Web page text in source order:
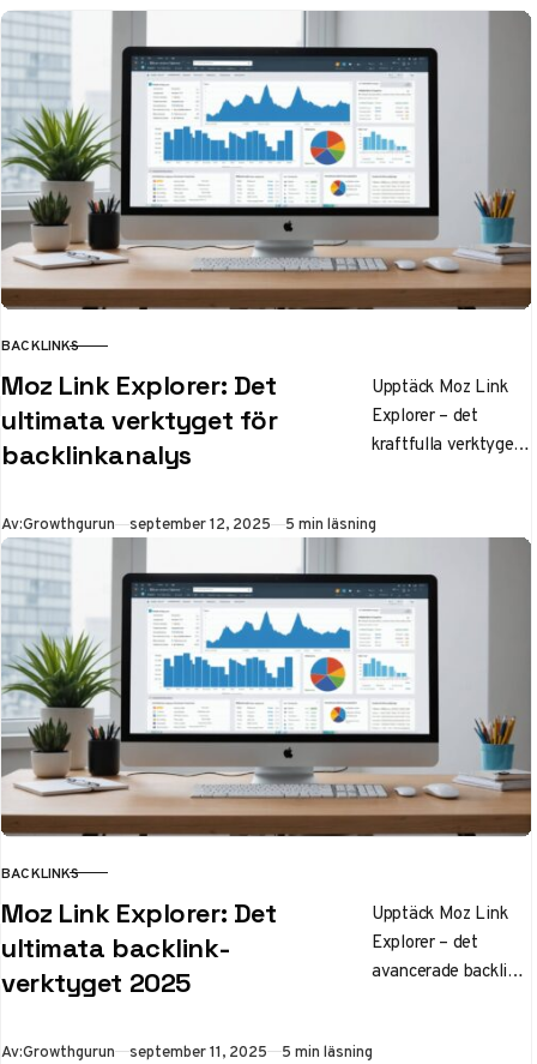
KATEGORI
BACKLINKS
Moz Link Explorer: Det
ultimata verktyget för
backlinkanalys
Upptäck Moz Link
Explorer – det
kraftfulla verktyget
länkprofiler,
konkurrenter och
hitta nya
länkbyggningsmöjlig
heter med
branschens ledande
verktyg.
Av:Growthgurun Publicerad
september 12, 2025 5 min läsning
KATEGORI
BACKLINKS
Moz Link Explorer: Det
ultimata backlink-
verktyget 2025
Upptäck Moz Link
Explorer – det
avancerade backlink-
Av:Growthgurun Publicerad
september 11, 2025 5 min läsning